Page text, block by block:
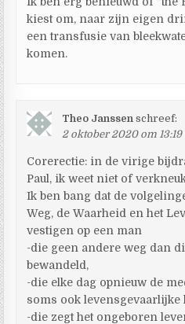
kiest om, naar zijn eigen
een transfusie van
komen.
Theo Janssen schreef:
2 oktober 2020 om 13:19
Corerectie: in de virige
Paul, ik weet niet of
Ik ben bang dat de
Weg, de Waarheid en het
vestigen op een man
-die geen andere weg dan
bewandeld,
-die elke dag opnieuw de
soms ook levensgevaarlijke
-die zegt het ongeboren